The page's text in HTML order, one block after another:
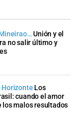
Unión y el
no salir último y
Horizonte Los
cuando el amor
los malos resultados